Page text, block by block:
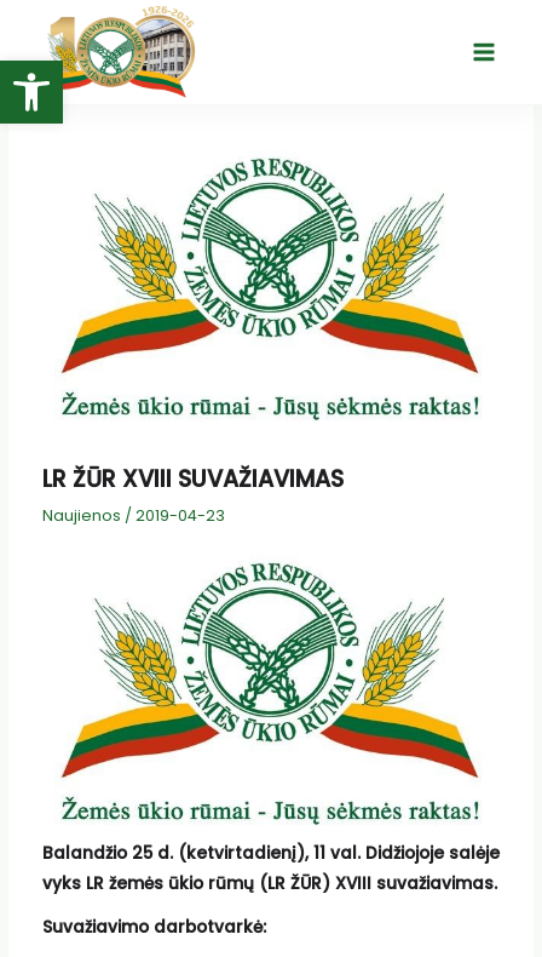
Open toolbar
turinio
Main
LR ŽŪR XVIII SUVAŽIAVIMAS
Naujienos / 2019-04-23
Balandžio 25 d. (ketvirtadienį), 11 val. Didžiojoje salėje
vyks LR žemės ūkio rūmų (LR ŽŪR) XVIII suvažiavimas.
Suvažiavimo darbotvarkė: